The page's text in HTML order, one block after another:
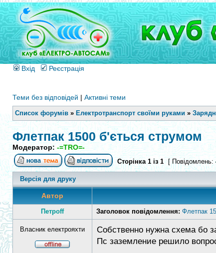
Вхід Реєстрація
Теми без відповідей | Активні теми
Список форумів » Електротранспорт своїми руками »
Флетпак 1500 б'ється струмом
Модератор: -=TRO=-
Сторінка1 із 1 [
Версія для друку
Автор
Петроff Заголовок повідомлення: Флетпак
Власник електрояхти
Собственно нужна схема бо
Пс заземление решило